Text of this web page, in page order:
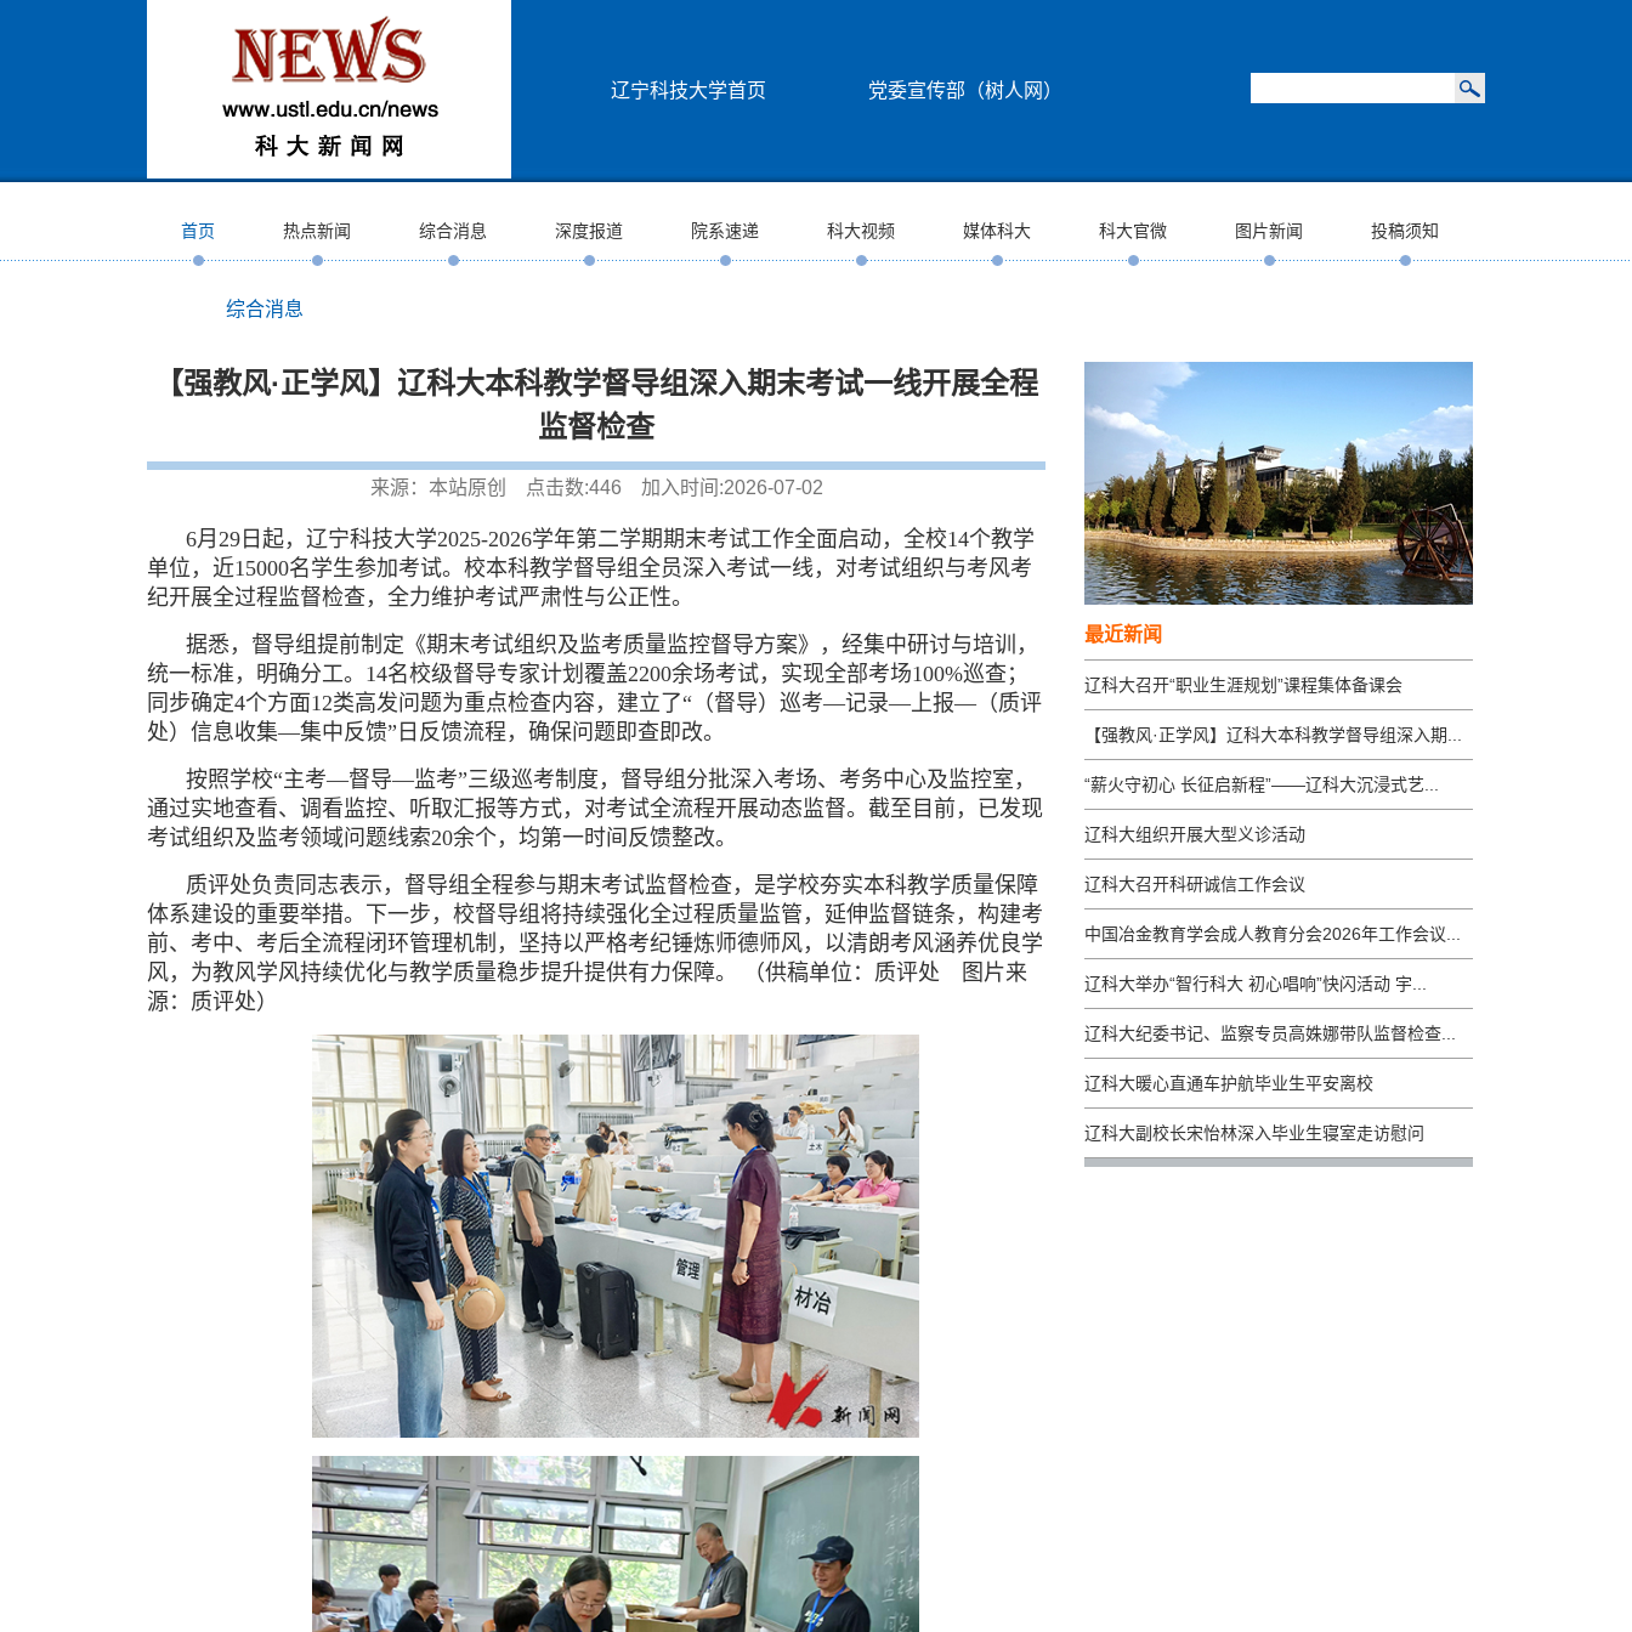
辽宁科技大学首页 党委宣传部（树人网）
首页 热点新闻 综合消息 深度报道 院系速递 科大视频 媒体科大 科大官微 图片新闻 投稿须知
综合消息
【强教风·正学风】辽科大本科教学督导组深入期末考试一线开展全程
监督检查
来源：本站原创 点击数:446 加入时间:2026-07-02
6月29日起，辽宁科技大学2025-2026学年第二学期期末考试工作全面启动，全校14个教学
单位，近15000名学生参加考试。校本科教学督导组全员深入考试一线，对考试组织与考风考
纪开展全过程监督检查，全力维护考试严肃性与公正性。
据悉，督导组提前制定《期末考试组织及监考质量监控督导方案》，经集中研讨与培训，
统一标准，明确分工。14名校级督导专家计划覆盖2200余场考试，实现全部考场100%巡查；
同步确定4个方面12类高发问题为重点检查内容，建立了“（督导）巡考—记录—上报—（质评
处）信息收集—集中反馈”日反馈流程，确保问题即查即改。
按照学校“主考—督导—监考”三级巡考制度，督导组分批深入考场、考务中心及监控室，
通过实地查看、调看监控、听取汇报等方式，对考试全流程开展动态监督。截至目前，已发现
考试组织及监考领域问题线索20余个，均第一时间反馈整改。
质评处负责同志表示，督导组全程参与期末考试监督检查，是学校夯实本科教学质量保障
体系建设的重要举措。下一步，校督导组将持续强化全过程质量监管，延伸监督链条，构建考
前、考中、考后全流程闭环管理机制，坚持以严格考纪锤炼师德师风，以清朗考风涵养优良学
风，为教风学风持续优化与教学质量稳步提升提供有力保障。
（供稿单位：质评处 图片来
源：质评处）
最近新闻
辽科大召开“职业生涯规划”课程集体备课会
【强教风·正学风】辽科大本科教学督导组深入期...
“薪火守初心 长征启新程”——辽科大沉浸式艺...
辽科大组织开展大型义诊活动
辽科大召开科研诚信工作会议
中国冶金教育学会成人教育分会2026年工作会议...
辽科大举办“智行科大 初心唱响”快闪活动 宇...
辽科大纪委书记、监察专员高姝娜带队监督检查...
辽科大暖心直通车护航毕业生平安离校
辽科大副校长宋怡林深入毕业生寝室走访慰问